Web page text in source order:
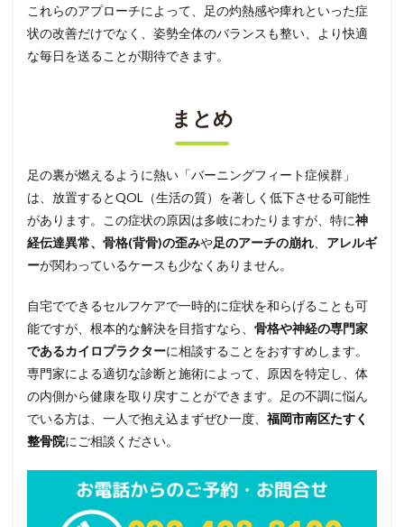
これらのアプローチによって、足の灼熱感や痺れといった症
状の改善だけでなく、姿勢全体のバランスも整い、より快適
な毎日を送ることが期待できます。
まとめ
足の裏が燃えるように熱い「バーニングフィート症候群」
は、放置するとQOL（生活の質）を著しく低下させる可能性
があります。この症状の原因は多岐にわたりますが、特に神
経伝達異常、骨格(背骨)の歪みや足のアーチの崩れ
アレルギ
ーが関わっているケースも少なくありません。
自宅でできるセルフケアで一時的に症状を和らげることも可
能ですが、根本的な解決を目指すなら、 骨格や神経の専門家
であるカイロプラクターに相談することをおすすめします。
専門家による適切な診断と施術によって、原因を特定し、体
の内側から健康を取り戻すことができます。足の不調に悩ん
でいる方は、一人で抱え込まずぜひ一度、 福岡市南区たすく
整骨院にご相談ください。